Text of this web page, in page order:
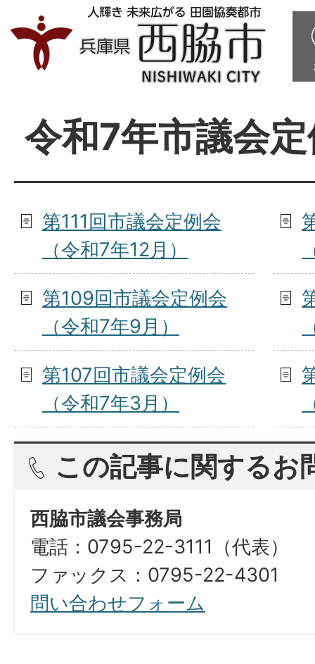
令和7年市議会
第111回市議会定例会
（令和7年12月）
第109回市議会定例会
（令和7年9月）
第107回市議会定例会
（令和7年3月）
この記事に関するお
西脇市議会事務局
電話：0795-22-3111（代表）
ファックス：0795-22-4301
問い合わせフォーム